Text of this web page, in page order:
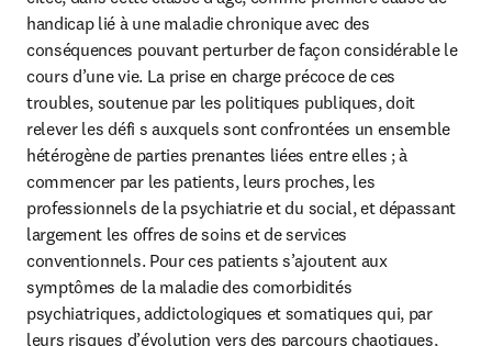
handicap lié à une maladie chronique avec des
conséquences pouvant perturber de façon considérable le
cours d’une vie. La prise en charge précoce de ces
troubles, soutenue par les politiques publiques, doit
relever les défi s auxquels sont confrontées un ensemble
hétérogène de parties prenantes liées entre elles ; à
commencer par les patients, leurs proches, les
professionnels de la psychiatrie et du social, et dépassant
largement les offres de soins et de services
conventionnels. Pour ces patients s’ajoutent aux
symptômes de la maladie des comorbidités
psychiatriques, addictologiques et somatiques qui, par
leurs risques d’évolution vers des parcours chaotiques,